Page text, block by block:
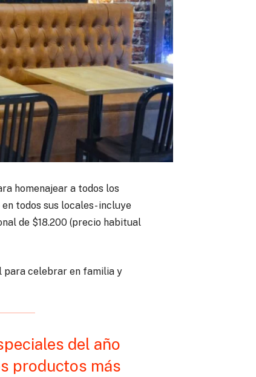
homenajear a todos los
todos sus locales- incluye
de $18.200 (precio habitual
para celebrar en familia y
del año
productos más